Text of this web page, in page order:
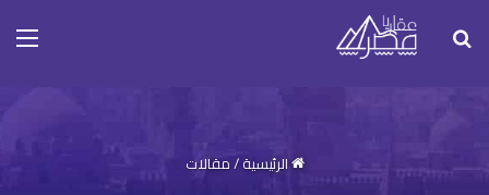
الرئيسية/مقالات